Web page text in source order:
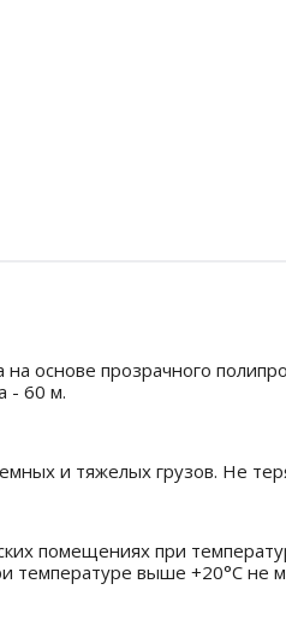
основе прозрачного
- 60 м.
и тяжелых грузов. Не
помещениях при
выше +20°C не